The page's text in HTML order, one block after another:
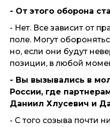
- От этого оборона
- Нет. Все зависит от
поле. Могут
но, если они будут
позиции, в любой
- Вы вызывались в
России, где
Даниил Хлусевич и
- С того созыва почти